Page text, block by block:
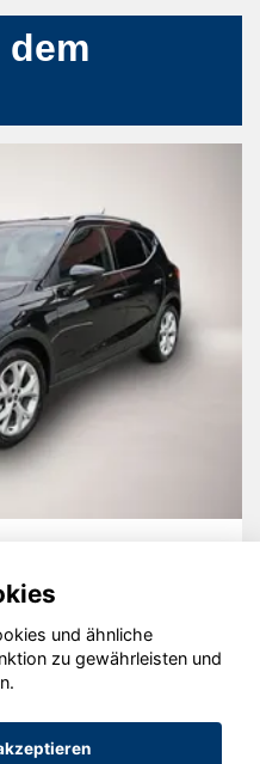
2020 - 2026
und ähnliche
zu gewährleisten und